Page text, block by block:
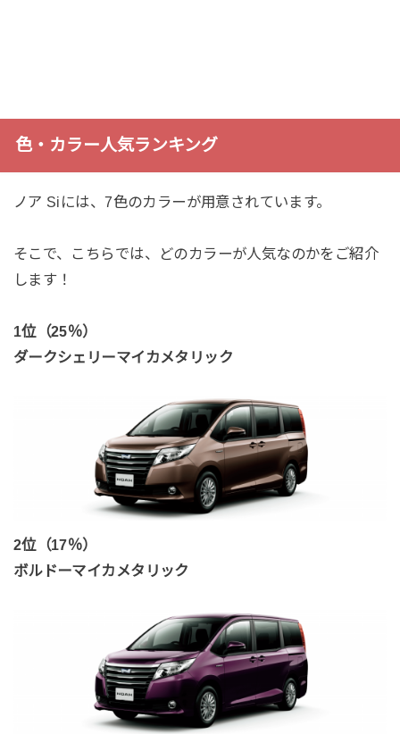
色・カラー人気ランキング
ノア Siには、7色のカラーが用意されています。
そこで、こちらでは、どのカラーが人気なのかをご紹介
します！
1位（25％）
ダークシェリーマイカメタリック
2位（17％）
ボルドーマイカメタリック